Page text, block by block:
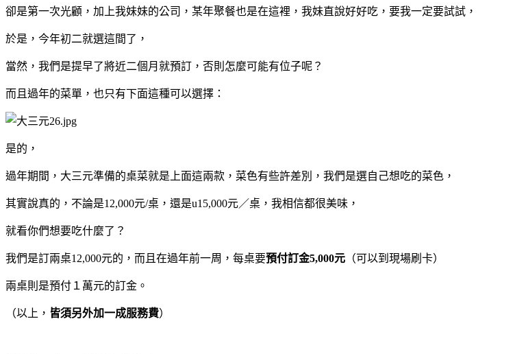
卻是第一次光顧，加上我妹妹的公司，某年聚餐也是在這裡，我妹直說好好吃，要我一定要試試，
於是，今年初二就選這間了，
當然，我們是提早了將近二個月就預訂，否則怎麼可能有位子呢？
而且過年的菜單，也只有下面這種可以選擇：
是的，
過年期間，大三元準備的桌菜就是上面這兩款，菜色有些許差別，我們是選自己想吃的菜色，
其實說真的，不論是12,000元/桌，還是u15,000元／桌，我相信都很美味，
就看你們想要吃什麼了？
我們是訂兩桌12,000元的，而且在過年前一周，每桌要預付訂金5,000元 （可以到現場刷卡）
兩桌則是預付１萬元的訂金。
（以上， 皆須另外加一成服務費）